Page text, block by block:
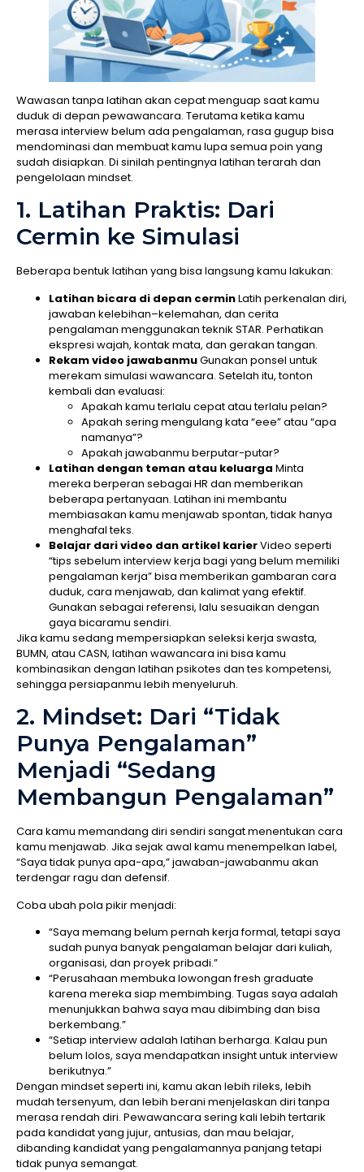
Wawasan tanpa latihan akan cepat menguap saat kamu
duduk di depan pewawancara. Terutama ketika kamu
merasa interview belum ada pengalaman, rasa gugup bisa
mendominasi dan membuat kamu lupa semua poin yang
sudah disiapkan. Di sinilah pentingnya latihan terarah dan
pengelolaan mindset.
1. Latihan Praktis: Dari
Cermin ke Simulasi
Beberapa bentuk latihan yang bisa langsung kamu lakukan:
Latihan bicara di depan cerminLatih perkenalan diri,
jawaban kelebihan–kelemahan, dan cerita
pengalaman menggunakan teknik STAR. Perhatikan
ekspresi wajah, kontak mata, dan gerakan tangan.
Rekam video jawabanmuGunakan ponsel untuk
merekam simulasi wawancara. Setelah itu, tonton
kembali dan evaluasi:
Apakah kamu terlalu cepat atau terlalu pelan?
Apakah sering mengulang kata “eee” atau “apa
namanya”?
Apakah jawabanmu berputar-putar?
Latihan dengan teman atau keluarga Minta
mereka berperan sebagai HR dan memberikan
beberapa pertanyaan. Latihan ini membantu
membiasakan kamu menjawab spontan, tidak hanya
menghafal teks.
Belajar dari video dan artikel karierVideo seperti
“tips sebelum interview kerja bagi yang belum memiliki
pengalaman kerja” bisa memberikan gambaran cara
duduk, cara menjawab, dan kalimat yang efektif.
Gunakan sebagai referensi, lalu sesuaikan dengan
gaya bicaramu sendiri.
Jika kamu sedang mempersiapkan seleksi kerja swasta,
BUMN, atau CASN, latihan wawancara ini bisa kamu
kombinasikan dengan latihan psikotes dan tes kompetensi,
sehingga persiapanmu lebih menyeluruh.
2. Mindset: Dari “Tidak
Punya Pengalaman”
Menjadi “Sedang
Membangun Pengalaman”
Cara kamu memandang diri sendiri sangat menentukan cara
kamu menjawab. Jika sejak awal kamu menempelkan label,
“Saya tidak punya apa-apa,” jawaban-jawabanmu akan
terdengar ragu dan defensif.
Coba ubah pola pikir menjadi:
“Saya memang belum pernah kerja formal, tetapi saya
sudah punya banyak pengalaman belajar dari kuliah,
organisasi, dan proyek pribadi.”
“Perusahaan membuka lowongan fresh graduate
karena mereka siap membimbing. Tugas saya adalah
menunjukkan bahwa saya mau dibimbing dan bisa
berkembang.”
“Setiap interview adalah latihan berharga. Kalau pun
belum lolos, saya mendapatkan insight untuk interview
berikutnya.”
Dengan mindset seperti ini, kamu akan lebih rileks, lebih
mudah tersenyum, dan lebih berani menjelaskan diri tanpa
merasa rendah diri. Pewawancara sering kali lebih tertarik
pada kandidat yang jujur, antusias, dan mau belajar,
dibanding kandidat yang pengalamannya panjang tetapi
tidak punya semangat.